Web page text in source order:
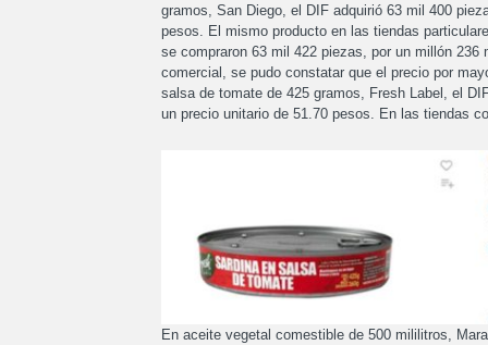
gramos, San Diego, el DIF adquirió 63 mil 400
pesos. El mismo producto en las tiendas
se compraron 63 mil 422 piezas, por un millón
comercial, se pudo constatar que el precio por
salsa de tomate de 425 gramos, Fresh Label, el
un precio unitario de 51.70 pesos. En las tiendas
En aceite vegetal comestible de 500 mililitros,